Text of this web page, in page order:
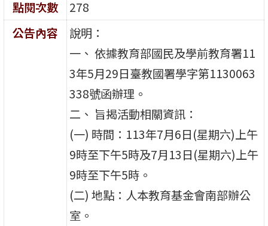
點閱次數
278
公告內容
說明：
一、 依據教育部國民及學前教育署11
3年5月29日臺教國署學字第1130063
338號函辦理。
二、 旨揭活動相關資訊：
(一) 時間：113年7月6日(星期六)上午
9時至下午5時及7月13日(星期六)上午
9時至下午5時。
(二) 地點：人本教育基金會南部辦公
室。